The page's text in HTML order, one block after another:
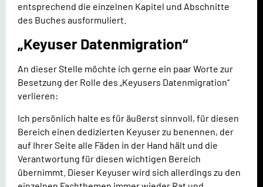
entsprechend die einzelnen Kapitel und Abschnitte
des Buches ausformuliert.
„Keyuser Datenmigration“
An dieser Stelle möchte ich gerne ein paar Worte zur
Besetzung der Rolle des „Keyusers Datenmigration“
verlieren:
Ich persönlich halte es für äußerst sinnvoll, für diesen
Bereich einen dedizierten Keyuser zu benennen, der
auf Ihrer Seite alle Fäden in der Hand hält und die
Verantwortung für diesen wichtigen Bereich
übernimmt. Dieser Keyuser wird sich allerdings zu den